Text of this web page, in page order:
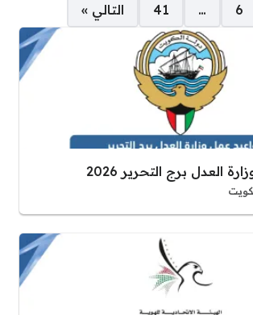
6
…
41 التالي »
العدل برج التحرير 2026